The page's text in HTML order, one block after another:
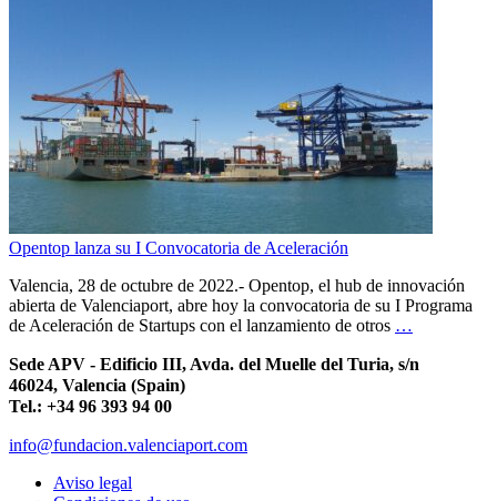
Opentop lanza su I Convocatoria de Aceleración
Valencia, 28 de octubre de 2022.- Opentop, el hub de innovación
abierta de Valenciaport, abre hoy la convocatoria de su I Programa
de Aceleración de Startups con el lanzamiento de otros …
Sede APV - Edificio III, Avda. del Muelle del Turia, s/n
46024, Valencia (Spain)
Tel.: +34 96 393 94 00
info@fundacion.valenciaport.com
Aviso legal